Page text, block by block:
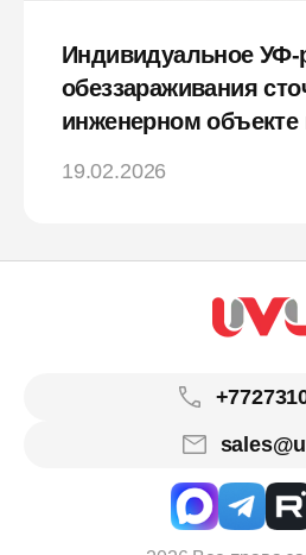
Индивидуальное
обеззараживания
инженерном объекте
19.02.2026